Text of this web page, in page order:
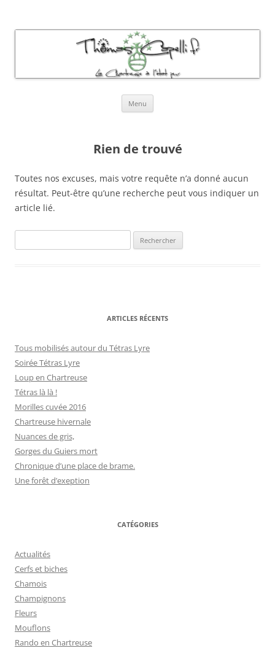
Menu
Rien de trouvé
Toutes nos excuses, mais votre requête n’a donné aucun
résultat. Peut-être qu’une recherche peut vous indiquer un
article lié.
ARTICLES RÉCENTS
Tous mobilisés autour du Tétras Lyre
Soirée Tétras Lyre
Loup en Chartreuse
Tétras là là !
Morilles cuvée 2016
Chartreuse hivernale
Nuances de gris,
Gorges du Guiers mort
Chronique d’une place de brame.
Une forêt d’exeption
CATÉGORIES
Actualités
Cerfs et biches
Chamois
Champignons
Fleurs
Mouflons
Rando en Chartreuse